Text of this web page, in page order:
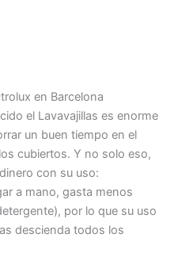
en Barcelona
el Lavavajillas es enorme
un buen tiempo en el
cubiertos. Y no solo eso,
con su uso:
a mano, gasta menos
por lo que su uso
descienda todos los